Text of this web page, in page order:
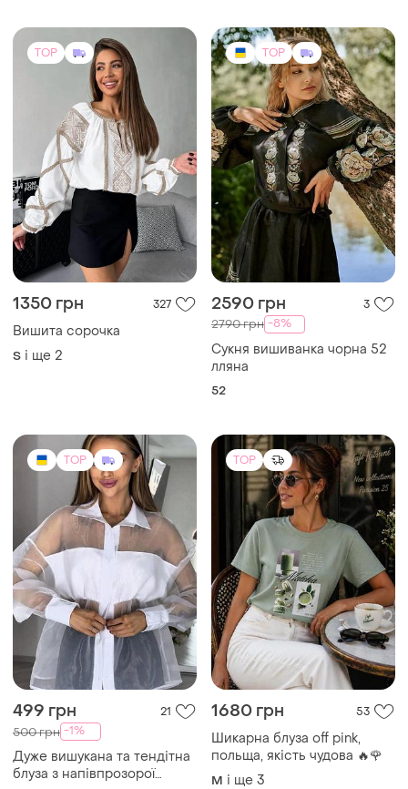
TOP
1350 грн 327
Вишита сорочка
S і ще 2
TOP
2590 грн 3
2790 грн -8%
Сукня вишиванка чорна 52
лляна
52
TOP
499 грн 21
500 грн -1%
Дуже вишукана та тендітна
блуза з напівпрозорої
TOP
1680 грн 53
Шикарна блуза off pink,
польща, якість чудова 🔥🌹
M і ще 3